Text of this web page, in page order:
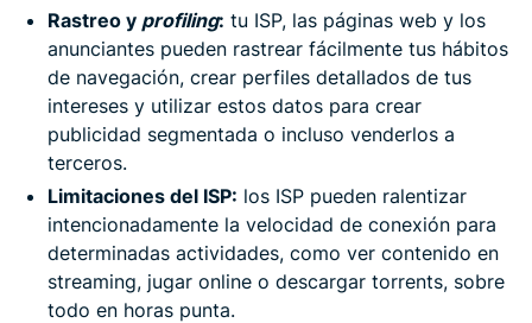
Rastreo y profiling: tu ISP, las páginas web y los
anunciantes pueden rastrear fácilmente tus hábitos
de navegación, crear perfiles detallados de tus
intereses y utilizar estos datos para crear
publicidad segmentada o incluso venderlos a
terceros.
Limitaciones del ISP: los ISP pueden ralentizar
intencionadamente la velocidad de conexión para
determinadas actividades, como ver contenido en
streaming, jugar online o descargar torrents, sobre
todo en horas punta.